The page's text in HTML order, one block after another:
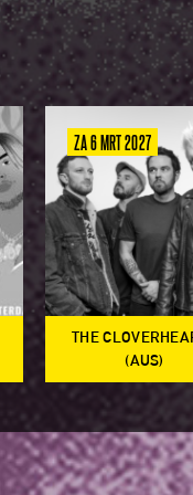
ZA 6 MRT 2027
THE
(AUS)